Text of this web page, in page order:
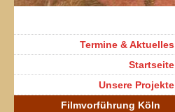
Termine & Aktuelles
Startseite
Unsere Projekte
Filmvorführung Köln